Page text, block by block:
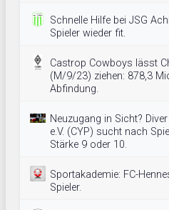
Schnelle Hilfe bei JSG
Spieler wieder fit.
Castrop Cowboys lässt
(M/9/23) ziehen: 878,3
Abfindung.
Neuzugang in Sicht?
e.V. (CYP) sucht nach
Stärke 9 oder 10.
Sportakademie: FC-
Spieler.